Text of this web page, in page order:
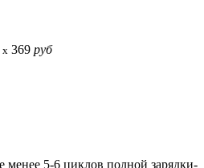
x 369 руб
менее 5-6 циклов полной зарядки-